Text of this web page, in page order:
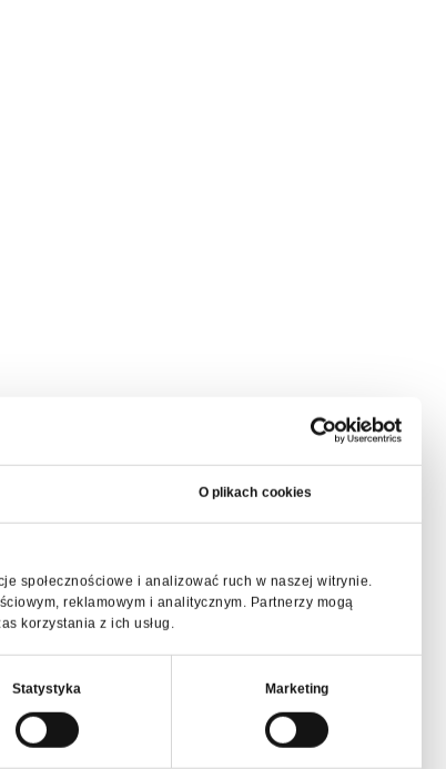
O plikach cookies
społecznościowe i analizować ruch w naszej witrynie.
reklamowym i analitycznym. Partnerzy mogą
korzystania z ich usług.
Statystyka Marketing